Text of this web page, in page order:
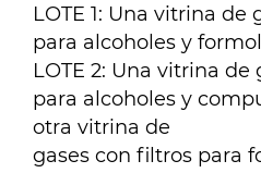
LOTE 1: Una vitrina de
para alcoholes y
LOTE 2: Una vitrina
para alcoholes y
otra vitrina de
gases con filtros para